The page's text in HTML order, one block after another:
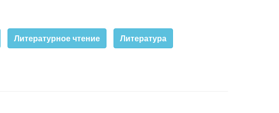
Литературное чтение Литература